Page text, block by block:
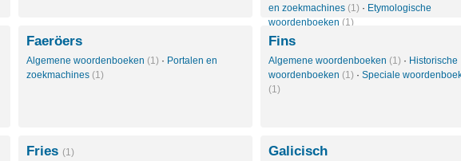
en zoekmachines (1) · Etymologische
woordenboeken (1)
Faeröers
Algemene woordenboeken (1) · Portalen en
zoekmachines (1)
Fins
Algemene woordenboeken (1) · Historische
woordenboeken (1) · Speciale
(1)
Fries (1) Galicisch